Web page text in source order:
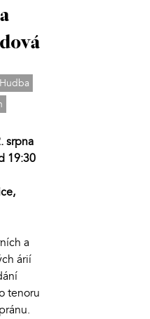
Hudba
srpna
19:30
a
árií
tenoru